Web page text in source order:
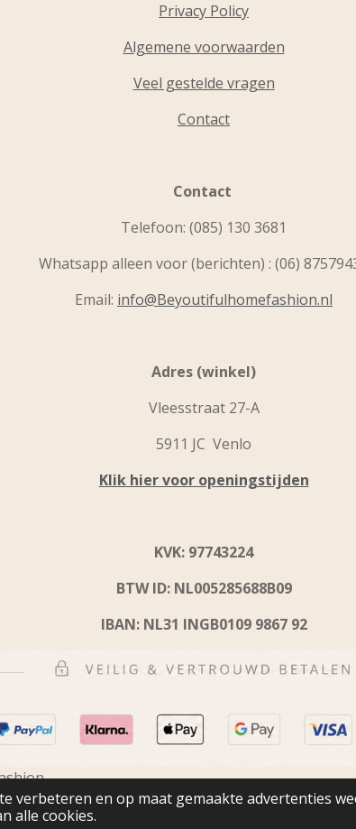
verbeteren en op maat gemaakte advertenties
alle cookies.
Privacy Policy
Algemene voorwaarden
Veel gestelde vragen
Contact
Contact
Telefoon: (085) 130 3681
Whatsapp alleen voor (berichten) : (06)
Email: info@Beyoutifulhomefashion.nl
Adres (winkel)
Vleesstraat 27-A
5911 JC Venlo
Klik hier voor openingstijden
KVK: 97743224
BTW ID: NL005285688B09
IBAN: NL31 INGB0109 9867 92